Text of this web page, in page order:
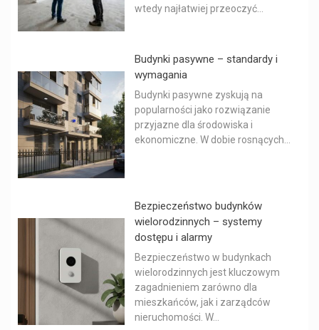
wtedy najłatwiej przeoczyć...
Budynki pasywne – standardy i
wymagania
Budynki pasywne zyskują na
popularności jako rozwiązanie
przyjazne dla środowiska i
ekonomiczne. W dobie rosnących...
Bezpieczeństwo budynków
wielorodzinnych – systemy
dostępu i alarmy
Bezpieczeństwo w budynkach
wielorodzinnych jest kluczowym
zagadnieniem zarówno dla
mieszkańców, jak i zarządców
nieruchomości. W...